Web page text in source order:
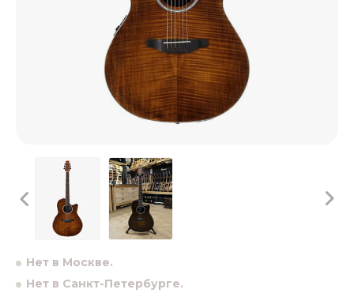
Нет в Москве.
Нет в Санкт-Петербурге.